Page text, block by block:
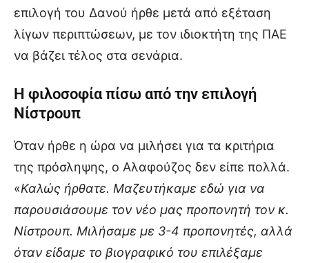
επιλογή του Δανού ήρθε μετά από εξέταση
λίγων περιπτώσεων, με τον ιδιοκτήτη της ΠΑΕ
να βάζει τέλος στα σενάρια.
Η φιλοσοφία πίσω από την επιλογή
Νίστρουπ
Όταν ήρθε η ώρα να μιλήσει για τα κριτήρια
της πρόσληψης, ο Αλαφούζος δεν είπε πολλά.
«Καλώς ήρθατε. Μαζευτήκαμε εδώ για να
παρουσιάσουμε τον νέο μας προπονητή τον κ.
Νίστρουπ. Μιλήσαμε με 3-4 προπονητές, αλλά
όταν είδαμε το βιογραφικό του επιλέξαμε